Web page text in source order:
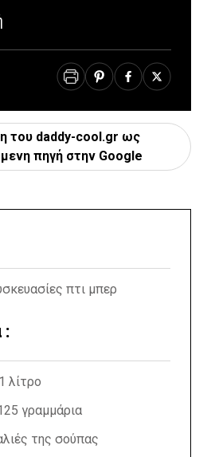
του daddy-cool.gr ως
πηγή στην Google
πτι μπερ
:
1 λίτρο
γραμμάρια
της σούπας